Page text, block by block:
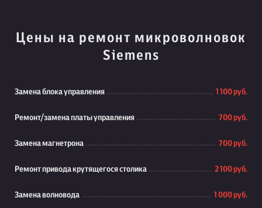
Цены на ремонт микроволновок
Siemens
Замена блока управления 1 100 руб.
Ремонт/замена платы управления 700 руб.
Замена магнетрона 700 руб.
Ремонт привода крутящегося столика 2 100 руб.
Замена волновода 1 000 руб.